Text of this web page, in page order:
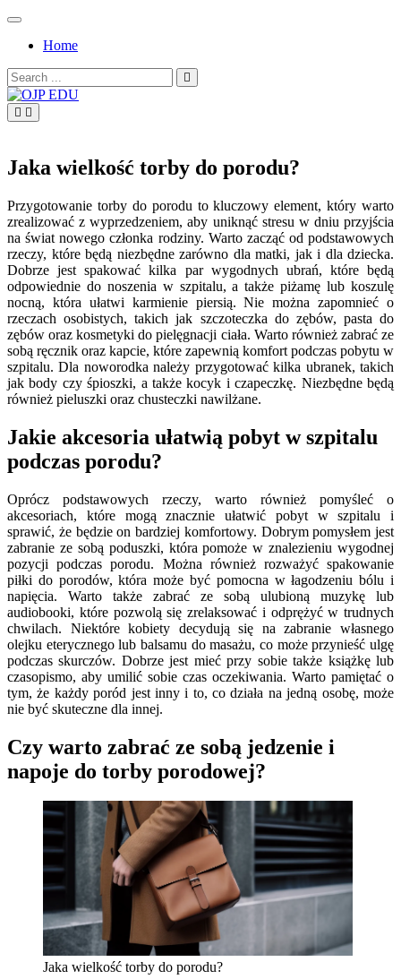
Skip
contentHome
Search
for:
Jaka wielkość torby do porodu?
Przygotowanie torby do porodu to kluczowy element, który warto
zrealizować z wyprzedzeniem, aby uniknąć stresu w dniu przyjścia
na świat nowego członka rodziny. Warto zacząć od podstawowych
rzeczy, które będą niezbędne zarówno dla matki, jak i dla dziecka.
Dobrze jest spakować kilka par wygodnych ubrań, które będą
odpowiednie do noszenia w szpitalu, a także piżamę lub koszulę
nocną, która ułatwi karmienie piersią. Nie można zapomnieć o
rzeczach osobistych, takich jak szczoteczka do zębów, pasta do
zębów oraz kosmetyki do pielęgnacji ciała. Warto również zabrać ze
sobą ręcznik oraz kapcie, które zapewnią komfort podczas pobytu w
szpitalu. Dla noworodka należy przygotować kilka ubranek, takich
jak body czy śpioszki, a także kocyk i czapeczkę. Niezbędne będą
również pieluszki oraz chusteczki nawilżane.
Jakie akcesoria ułatwią pobyt w szpitalu
podczas porodu?
Oprócz podstawowych rzeczy, warto również pomyśleć o
akcesoriach, które mogą znacznie ułatwić pobyt w szpitalu i
sprawić, że będzie on bardziej komfortowy. Dobrym pomysłem jest
zabranie ze sobą poduszki, która pomoże w znalezieniu wygodnej
pozycji podczas porodu. Można również rozważyć spakowanie
piłki do porodów, która może być pomocna w łagodzeniu bólu i
napięcia. Warto także zabrać ze sobą ulubioną muzykę lub
audiobooki, które pozwolą się zrelaksować i odprężyć w trudnych
chwilach. Niektóre kobiety decydują się na zabranie własnego
olejku eterycznego lub balsamu do masażu, co może przynieść ulgę
podczas skurczów. Dobrze jest mieć przy sobie także książkę lub
czasopismo, aby umilić sobie czas oczekiwania. Warto pamiętać o
tym, że każdy poród jest inny i to, co działa na jedną osobę, może
nie być skuteczne dla innej.
Czy warto zabrać ze sobą jedzenie i
napoje do torby porodowej?
Jaka wielkość torby do porodu?